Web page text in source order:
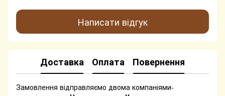
Написати відгук
Доставка Оплата Повернення
Замовлення відправляємо двома компаніями-